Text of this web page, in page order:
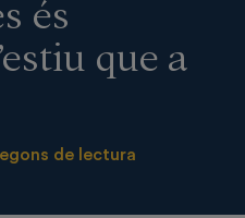
és
que a
de lectura